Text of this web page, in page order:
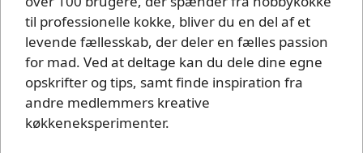
til professionelle kokke, bliver du en del af et
levende fællesskab, der deler en fælles passion
for mad. Ved at deltage kan du dele dine egne
opskrifter og tips, samt finde inspiration fra
andre medlemmers kreative
køkkeneksperimenter.